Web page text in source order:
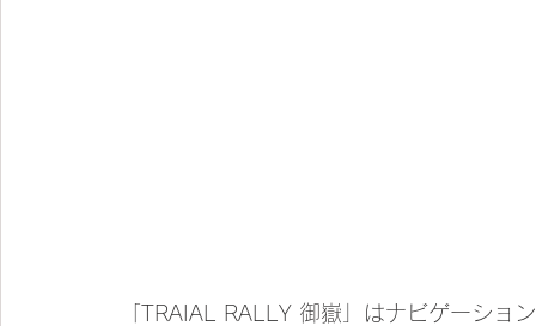
「TRAIAL RALLY 御嶽」はナビゲーショ